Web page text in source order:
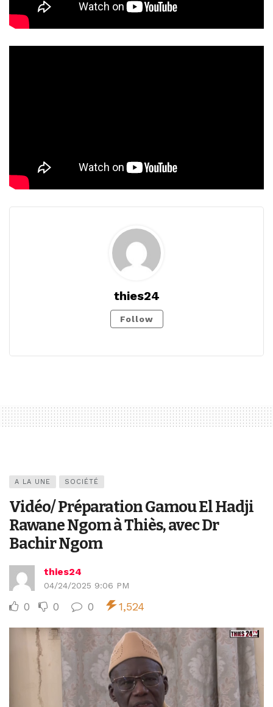
thies24
Follow
A LA UNE SOCIÉTÉ
Vidéo/ Préparation Gamou El Hadji
Rawane Ngom à Thiès, avec Dr
Bachir Ngom
thies24
04/24/2025 9:06 PM
0 0 0 1,524